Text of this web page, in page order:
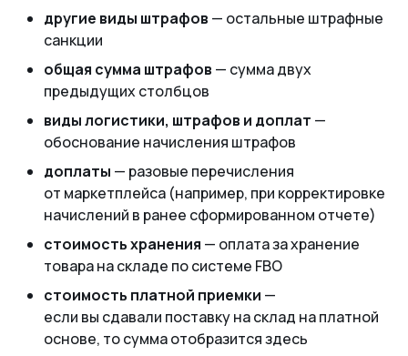
другие виды штрафов — остальные штрафные
санкции
общая сумма штрафов — сумма двух
предыдущих столбцов
виды логистики, штрафов и доплат —
обоснование начисления штрафов
доплаты — разовые перечисления
от маркетплейса (например, при корректировке
начислений в ранее сформированном отчете)
стоимость хранения — оплата за хранение
товара на складе по системе FBO
стоимость платной приемки —
если вы сдавали поставку на склад на платной
основе, то сумма отобразится здесь